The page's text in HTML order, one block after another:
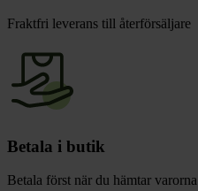
Fraktfri leverans till återförsäljare
Betala i butik
Betala först när du hämtar varorna